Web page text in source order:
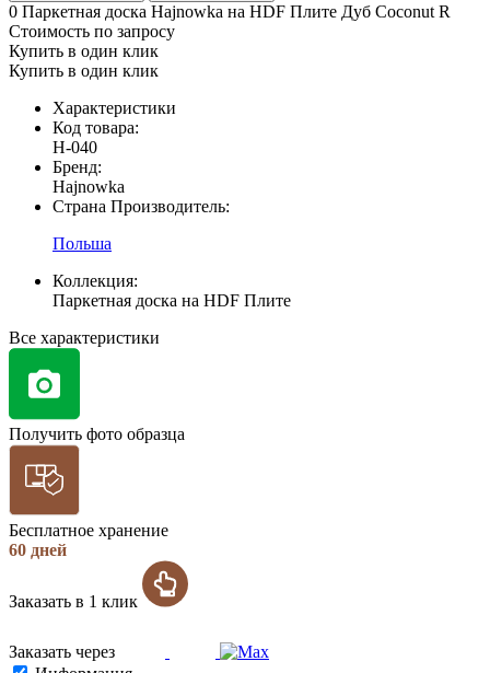
0 Паркетная доска Hajnowka на HDF Плите Дуб Coconut R
Стоимость по запросу
Купить в один клик
Купить в один клик
Характеристики
Код товара:
H-040
Бренд:
Hajnowka
Страна Производитель:
Польша
Коллекция:
Паркетная доска на HDF Плите
Все характеристики
Получить фото образца
Бесплатное хранение
60 дней
Заказать в 1 клик
Заказать через